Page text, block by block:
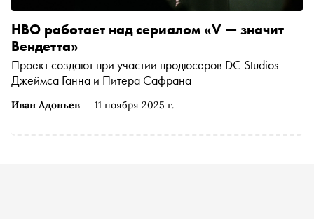
Иван Адоньев 11 ноября 2025 г.
HBO работает над сериалом «V — значит
Вендетта»
Проект создают при участии продюсеров DC Studios
Джеймса Ганна и Питера Сафрана